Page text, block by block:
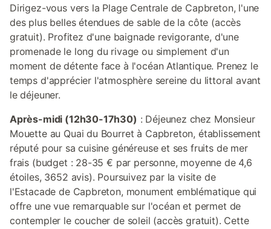
Dirigez-vous vers la Plage Centrale de Capbreton, l'une
des plus belles étendues de sable de la côte (accès
gratuit). Profitez d'une baignade revigorante, d'une
promenade le long du rivage ou simplement d'un
moment de détente face à l'océan Atlantique. Prenez le
temps d'apprécier l'atmosphère sereine du littoral avant
le déjeuner.
Après-midi (12h30-17h30) : Déjeunez chez Monsieur
Mouette au Quai du Bourret à Capbreton, établissement
réputé pour sa cuisine généreuse et ses fruits de mer
frais (budget : 28-35 € par personne, moyenne de 4,6
étoiles, 3652 avis). Poursuivez par la visite de
l'Estacade de Capbreton, monument emblématique qui
offre une vue remarquable sur l'océan et permet de
contempler le coucher de soleil (accès gratuit). Cette